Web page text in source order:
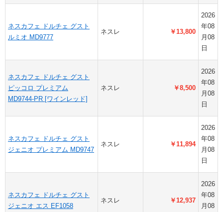
ネスカフェ ドルチェ グスト
ルミオ MD9777
ネスレ ￥13,800
2026
年08
月08
日
ネスカフェ ドルチェ グスト
ピッコロ プレミアム
MD9744-PR [ワインレッド]
ネスレ ￥8,500
2026
年08
月08
日
ネスカフェ ドルチェ グスト
ジェニオ プレミアム MD9747
ネスレ ￥11,894
2026
年08
月08
日
ネスカフェ ドルチェ グスト
ジェニオ エス EF1058
ネスレ ￥12,937
2026
年08
月08